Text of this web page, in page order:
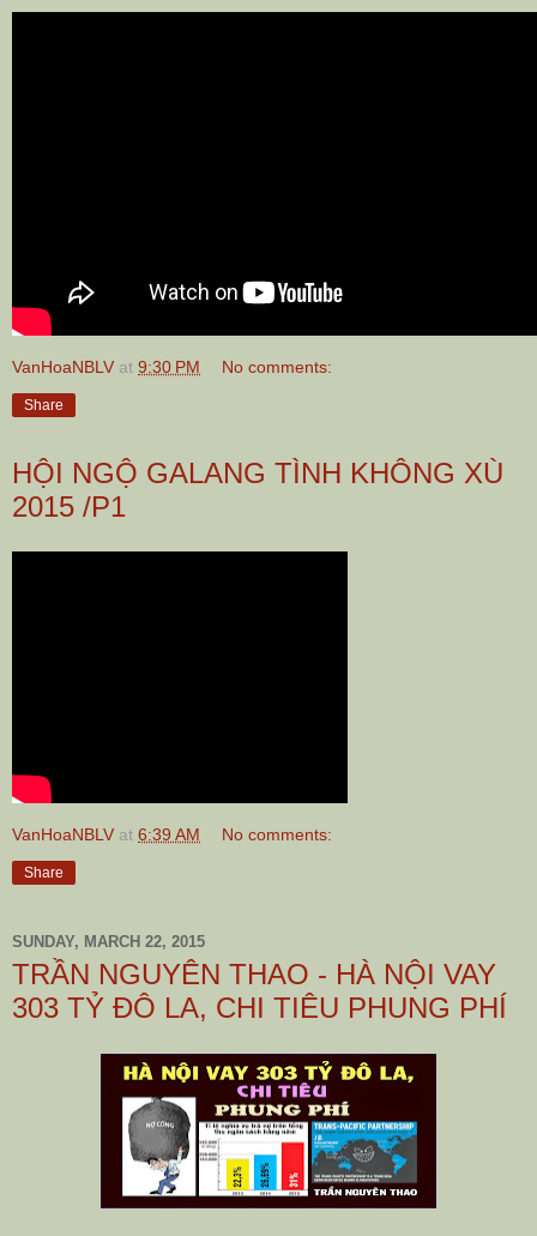
VanHoaNBLV at 9:30 PM No comments:
Share
HỘI NGỘ GALANG TÌNH KHÔNG XÙ
2015 /P1
VanHoaNBLV at 6:39 AM No comments:
Share
SUNDAY, MARCH 22, 2015
TRẦN NGUYÊN THAO - HÀ NỘI VAY
303 TỶ ĐÔ LA, CHI TIÊU PHUNG PHÍ